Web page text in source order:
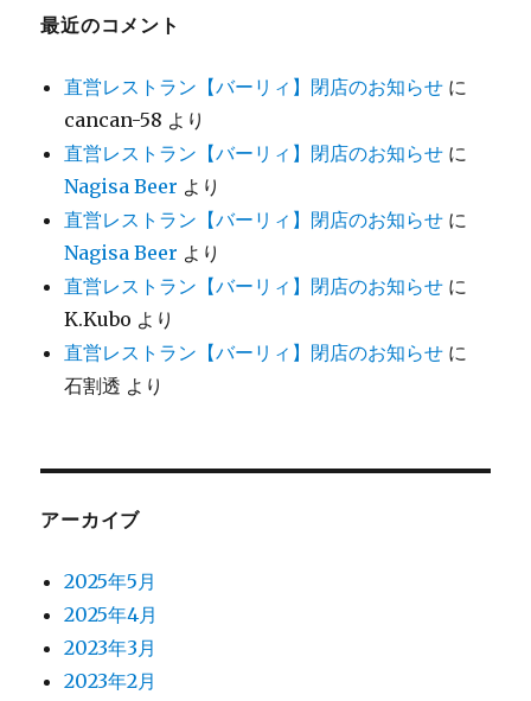
最近のコメント
直営レストラン【バーリィ】閉店のお知らせ に
cancan-58 より
直営レストラン【バーリィ】閉店のお知らせ に
Nagisa Beer より
直営レストラン【バーリィ】閉店のお知らせ に
Nagisa Beer より
直営レストラン【バーリィ】閉店のお知らせ に
K.Kubo より
直営レストラン【バーリィ】閉店のお知らせ に
石割透 より
アーカイブ
2025年5月
2025年4月
2023年3月
2023年2月